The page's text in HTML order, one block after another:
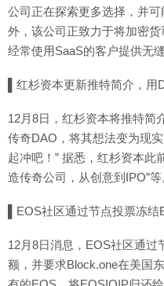
公司正在探索更多选择，并
外，该公司正致力于将加密
经常使用SaaS的客户提供无
▌红杉资本更新推特简介，用
12月8日，红杉资本将推特简
传奇DAO，将其想法变为现
起冲吧！” 据悉，红杉资本此
造传奇公司，从创意到IPO”等
▌EOS社区通过节点投票冻
12月8日消息，EOS社区通过
额，并要求Block.one在美国